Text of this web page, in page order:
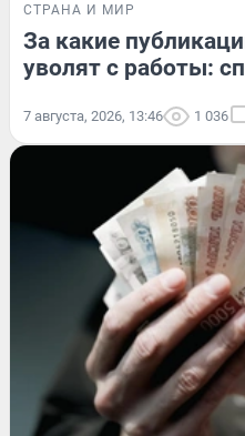
СТРАНА И МИР
За какие
уволят с работы:
7 августа, 2026, 13:46 1 036